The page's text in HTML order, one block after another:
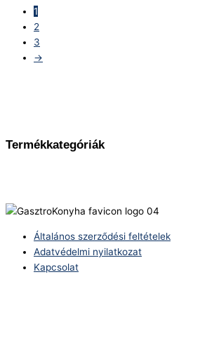
Termékkategóriák
1
2
3
→
Általános szerződési feltételek
Adatvédelmi nyilatkozat
Kapcsolat